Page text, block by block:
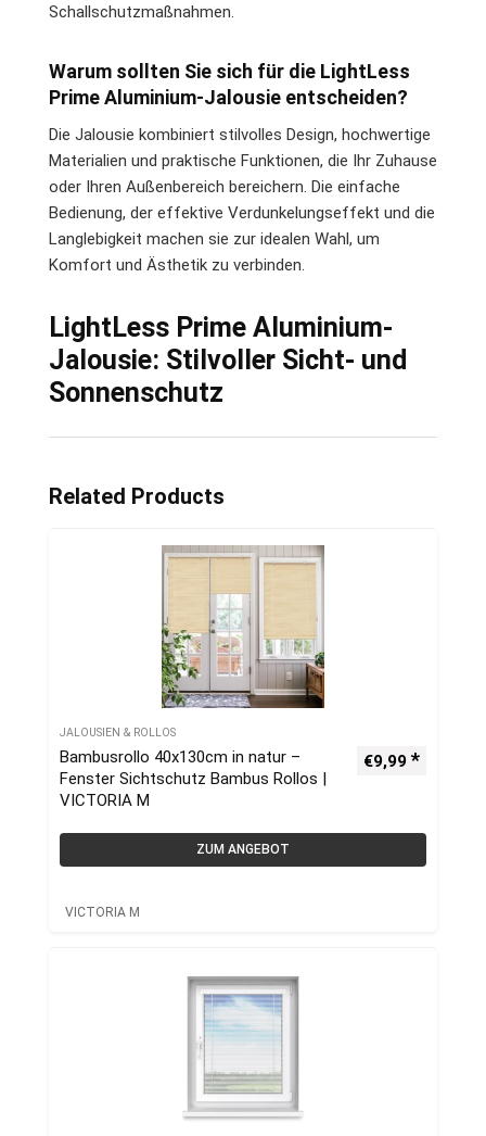
Schallschutzmaßnahmen.
Warum sollten Sie sich für die LightLess
Prime Aluminium-Jalousie entscheiden?
Die Jalousie kombiniert stilvolles Design, hochwertige
Materialien und praktische Funktionen, die Ihr Zuhause
oder Ihren Außenbereich bereichern. Die einfache
Bedienung, der effektive Verdunkelungseffekt und die
Langlebigkeit machen sie zur idealen Wahl, um
Komfort und Ästhetik zu verbinden.
LightLess Prime Aluminium-
Jalousie: Stilvoller Sicht- und
Sonnenschutz
Related Products
JALOUSIEN & ROLLOS
Bambusrollo 40x130cm in natur –
Fenster Sichtschutz Bambus Rollos |
VICTORIA M
€9,99
ZUM ANGEBOT
VICTORIA M